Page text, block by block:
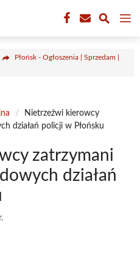
Płońsk - Ogłoszenia | Sprzedam |
/
Nietrzeźwi kierowcy
działań policji w Płońsku
zatrzymani
działań